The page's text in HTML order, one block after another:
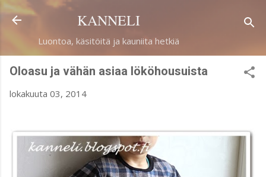
Siirry pääsisältöön
KANNELI
Luontoa, käsitöitä ja kauniita hetkiä
Oloasu ja vähän asiaa lököhousuista
lokakuuta 03, 2014